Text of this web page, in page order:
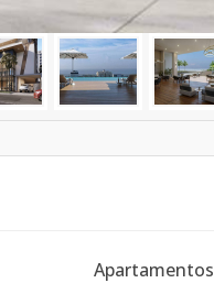
Apartamentos